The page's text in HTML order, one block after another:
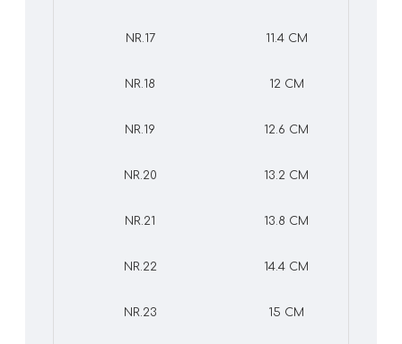
NR.17 11.4 CM
NR.18 12 CM
NR.19 12.6 CM
NR.20 13.2 CM
NR.21 13.8 CM
NR.22 14.4 CM
NR.23 15 CM